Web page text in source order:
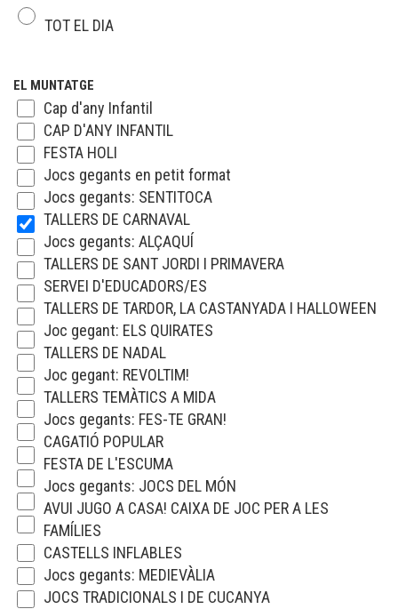
TOT EL DIA
EL MUNTATGE
Cap d'any Infantil
CAP D'ANY INFANTIL
FESTA HOLI
Jocs gegants en petit format
Jocs gegants: SENTITOCA
TALLERS DE CARNAVAL
Jocs gegants: ALÇAQUÍ
TALLERS DE SANT JORDI I PRIMAVERA
SERVEI D'EDUCADORS/ES
TALLERS DE TARDOR, LA CASTANYADA I HALLOWEEN
Joc gegant: ELS QUIRATES
TALLERS DE NADAL
Joc gegant: REVOLTIM!
TALLERS TEMÀTICS A MIDA
Jocs gegants: FES-TE GRAN!
CAGATIÓ POPULAR
FESTA DE L'ESCUMA
Jocs gegants: JOCS DEL MÓN
AVUI JUGO A CASA! CAIXA DE JOC PER A LES
FAMÍLIES
CASTELLS INFLABLES
Jocs gegants: MEDIEVÀLIA
JOCS TRADICIONALS I DE CUCANYA